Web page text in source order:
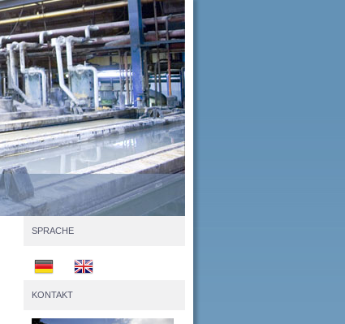
SPRACHE
KONTAKT